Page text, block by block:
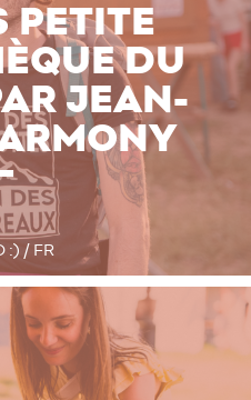
PETITE
DU
JEAN-
:) / FR